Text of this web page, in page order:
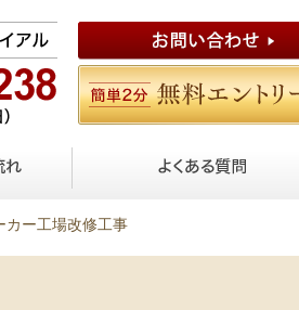
カー工場改修工事